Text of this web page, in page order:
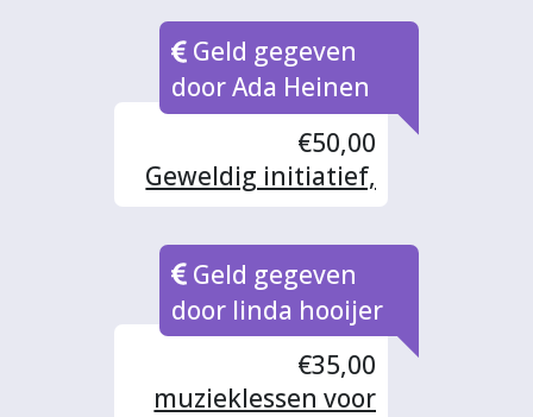
Prachtig.
Geld gegeven
door Ada Heinen
€50,00
Geweldig initiatief,
wil zoveel mogelijk
muziek maken !
Geld gegeven
door linda hooijer
€35,00
muzieklessen voor